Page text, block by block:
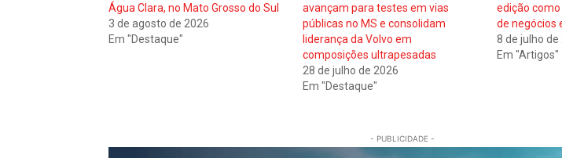
Água Clara, no Mato Grosso do Sul
3 de agosto de 2026
Em "Destaque"
avançam para testes em vias
públicas no MS e consolidam
liderança da Volvo em
composições ultrapesadas
28 de julho de 2026
Em "Destaque"
edição
de negócios
8 de julho de
Em "Artigos"
- PUBLICIDADE -